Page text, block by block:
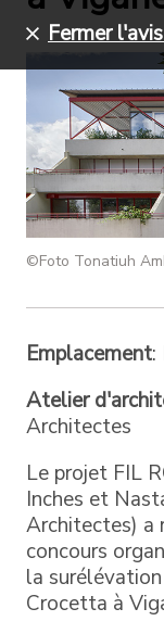
©Foto Tonatiuh
Emplacement:
Atelier
Architectes
Le projet FIL
Inches et
Architectes) a
concours
la
Crocetta à
Fermer